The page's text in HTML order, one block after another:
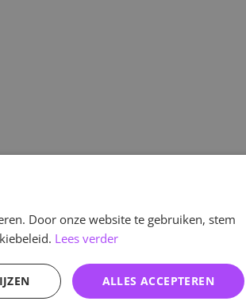
Door onze website te gebruiken, stem
Lees verder
ALLES ACCEPTEREN